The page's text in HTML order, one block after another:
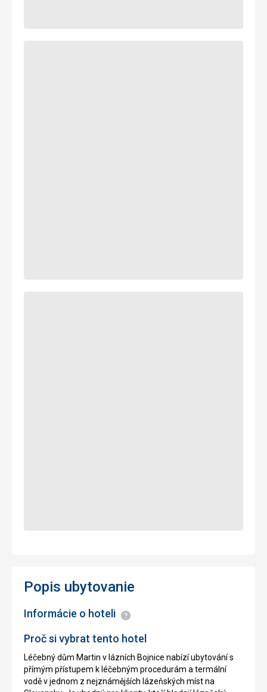
Proč si vybrat tento hotel
Léčebný dům Martin v lázních Bojnice nabízí ubytování s
přímým přístupem k léčebným procedurám a termální
vodě v jednom z nejznámějších lázeňských míst na
Popis ubytovanie
Informácie o hoteli Informácie